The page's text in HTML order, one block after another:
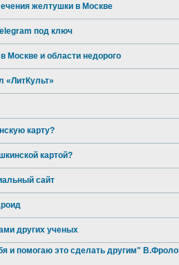
желтушки в Москве
под ключ
Москве и области недорого
«ЛитКульт»
карту?
картой?
сайт
других ученых
и помогаю это сделать другим"